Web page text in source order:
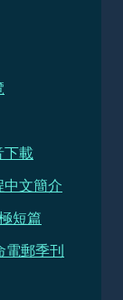
下載
中文簡介
短篇
電郵季刊